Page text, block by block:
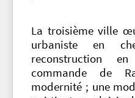
La troisième ville
urbaniste en
reconstruction
commande de
modernité ; une